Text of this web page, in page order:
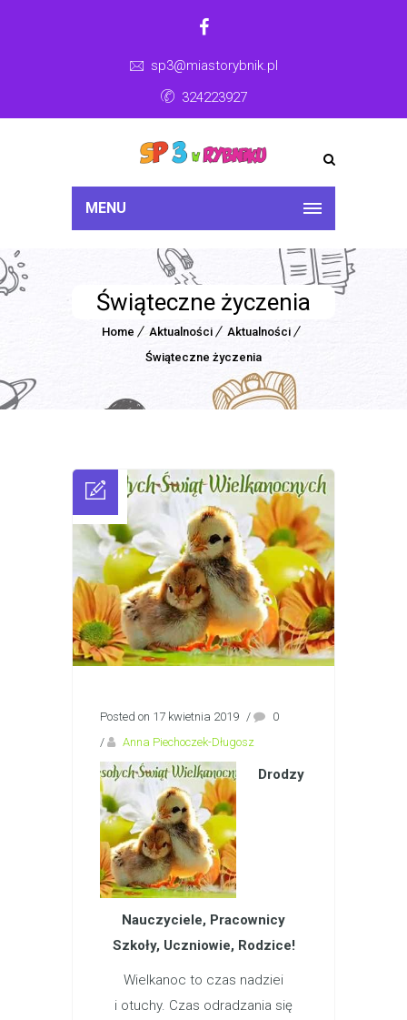
sp3@miastorybnik.pl
324223927
MENU
Świąteczne życzenia
Home Aktualności
Aktualności
Świąteczne życzenia
Posted on 17 kwietnia 2019 /
0
/
Anna Piechoczek-Długosz
Drodzy
Nauczyciele, Pracownicy
Szkoły, Uczniowie, Rodzice!
Wielkanoc to czas nadziei
i otuchy. Czas odradzania się